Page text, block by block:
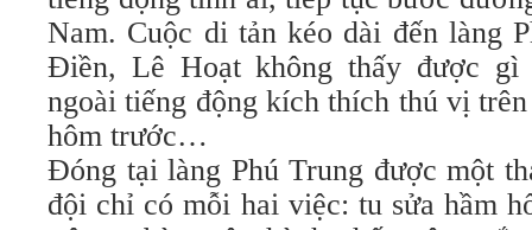
Nam. Cuộc di tản kéo dài đến làng
Điền, Lê Hoạt không thấy được gì
ngoài tiếng động kích thích thú vị
hôm trước…
Đóng tại làng Phú Trung được một
đội chỉ có mỗi hai việc: tu sửa hầm